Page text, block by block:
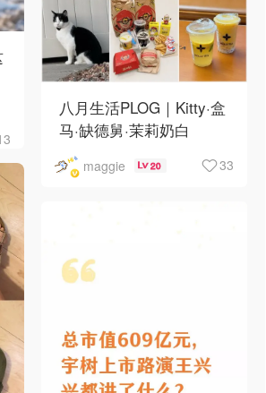
八月生活PLOG｜Kitty·盒
马·缺德舅·茉莉奶白
·Costco·Wendy's
maggie 20 33